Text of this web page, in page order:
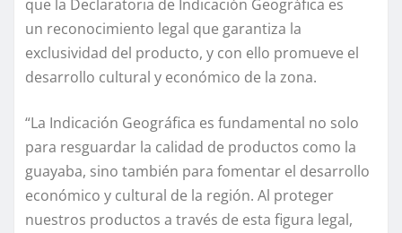
que la Declaratoria de Indicación Geográfica es
un reconocimiento legal que garantiza la
exclusividad del producto, y con ello promueve el
desarrollo cultural y económico de la zona.
“La Indicación Geográfica es fundamental no solo
para resguardar la calidad de productos como la
guayaba, sino también para fomentar el desarrollo
económico y cultural de la región. Al proteger
nuestros productos a través de esta figura legal,